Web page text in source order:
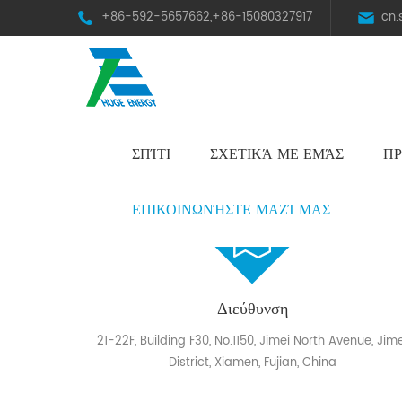
+86-592-5657662,+86-15080327917
ΣΠΊΤΙ ΣΧΕΤΙΚΆ ΜΕ ΕΜΆΣ
ΕΠΙΚΟΙΝΩΝΉΣΤΕ ΜΑΖΊ ΜΑΣ
Διεύθυνση
21-22F, Building F30, No.1150, Jimei North Avenue,
District, Xiamen, Fujian, China